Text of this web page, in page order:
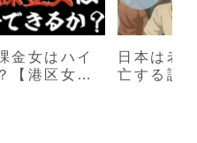
金女はハイ
【港区女
日本は老
亡する説